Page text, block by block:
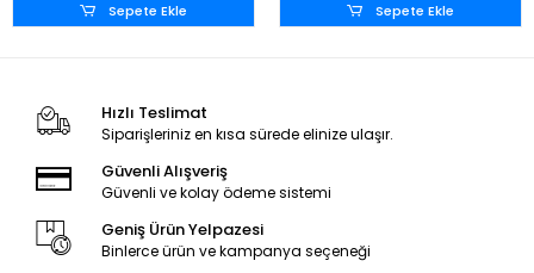
Sepete Ekle Sepete Ekle
Hızlı Teslimat
Siparişleriniz en kısa sürede elinize ulaşır.
Güvenli Alışveriş
Güvenli ve kolay ödeme sistemi
Geniş Ürün Yelpazesi
Binlerce ürün ve kampanya seçeneği